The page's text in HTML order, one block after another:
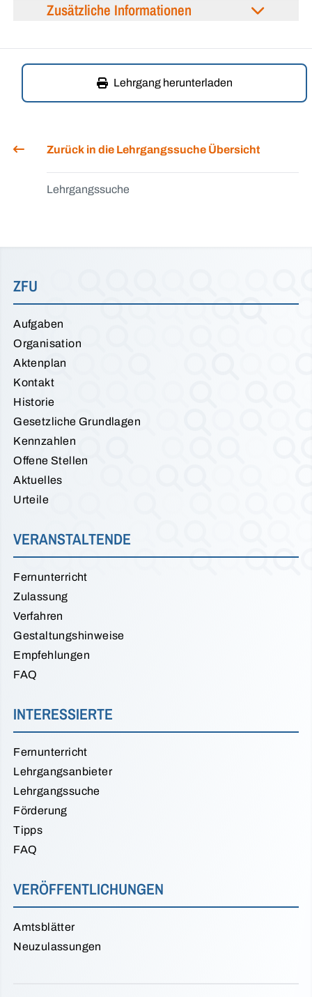
Zusätzliche Informationen
Lehrgang herunterladen
Zurück in die Lehrgangssuche Übersicht
Lehrgangssuche
ZFU
Aufgaben
Organisation
Aktenplan
Kontakt
Historie
Gesetzliche Grundlagen
Kennzahlen
Offene Stellen
Aktuelles
Urteile
VERANSTALTENDE
Fernunterricht
Zulassung
Verfahren
Gestaltungshinweise
Empfehlungen
FAQ
INTERESSIERTE
Fernunterricht
Lehrgangsanbieter
Lehrgangssuche
Förderung
Tipps
FAQ
VERÖFFENTLICHUNGEN
Amtsblätter
Neuzulassungen